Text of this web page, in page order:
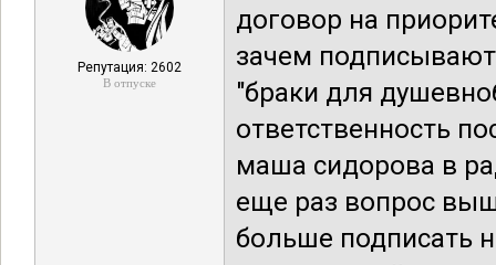
Репутация: 2602
В отпуске
договор на
зачем
"браки для
ответственность
маша сидорова в
еще раз вопрос
больше подписать